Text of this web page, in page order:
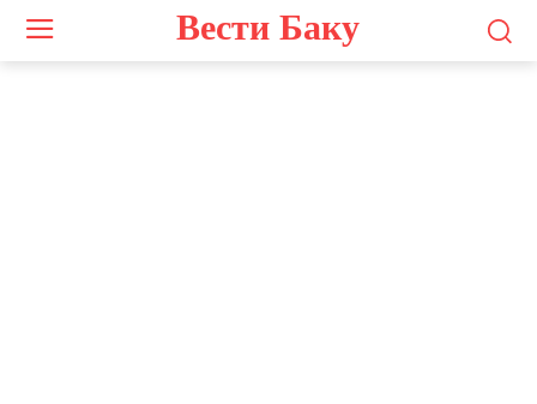
Вести Баку